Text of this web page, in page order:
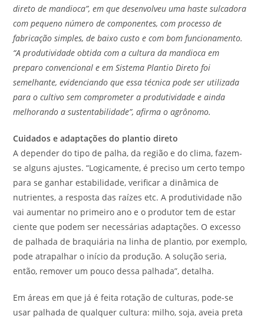
direto de mandioca”, em que desenvolveu uma haste sulcadora
com pequeno número de componentes, com processo de
fabricação simples, de baixo custo e com bom funcionamento.
“A produtividade obtida com a cultura da mandioca em
preparo convencional e em Sistema Plantio Direto foi
semelhante, evidenciando que essa técnica pode ser utilizada
para o cultivo sem comprometer a produtividade e ainda
melhorando a sustentabilidade”, afirma o agrônomo.
Cuidados e adaptações do plantio direto
A depender do tipo de palha, da região e do clima, fazem-
se alguns ajustes. “Logicamente, é preciso um certo tempo
para se ganhar estabilidade, verificar a dinâmica de
nutrientes, a resposta das raízes etc. A produtividade não
vai aumentar no primeiro ano e o produtor tem de estar
ciente que podem ser necessárias adaptações. O excesso
de palhada de braquiária na linha de plantio, por exemplo,
pode atrapalhar o início da produção. A solução seria,
então, remover um pouco dessa palhada”, detalha.
Em áreas em que já é feita rotação de culturas, pode-se
usar palhada de qualquer cultura: milho, soja, aveia preta